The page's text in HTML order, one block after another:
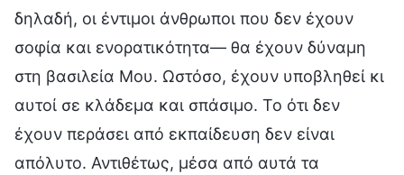
δηλαδή, οι έντιμοι άνθρωποι που δεν έχουν
σοφία και ενορατικότητα— θα έχουν δύναμη
στη βασιλεία Μου. Ωστόσο, έχουν υποβληθεί κι
αυτοί σε κλάδεμα και σπάσιμο. Το ότι δεν
έχουν περάσει από εκπαίδευση δεν είναι
απόλυτο. Αντιθέτως, μέσα από αυτά τα